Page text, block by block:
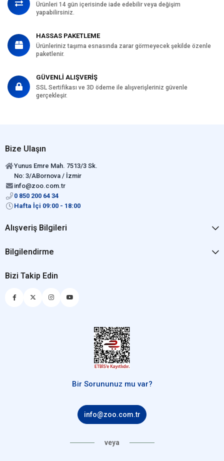
Ürünleri 14 gün içerisinde iade edebilir veya değişim
yapabilirsiniz.
HASSAS PAKETLEME
Ürünleriniz taşıma esnasında zarar görmeyecek şekilde özenle
paketlenir.
GÜVENLİ ALIŞVERİŞ
SSL Sertifikası ve 3D ödeme ile alışverişleriniz güvenle
gerçekleşir.
Bize Ulaşın
Yunus Emre Mah. 7513/3 Sk.
No: 3/ABornova / İzmir
info@zoo.com.tr
0 850 200 64 34
Hafta İçi 09:00 - 18:00
Alışveriş Bilgileri
Bilgilendirme
Bizi Takip Edin
Bir Sorununuz mu var?
info@zoo.com.tr
veya